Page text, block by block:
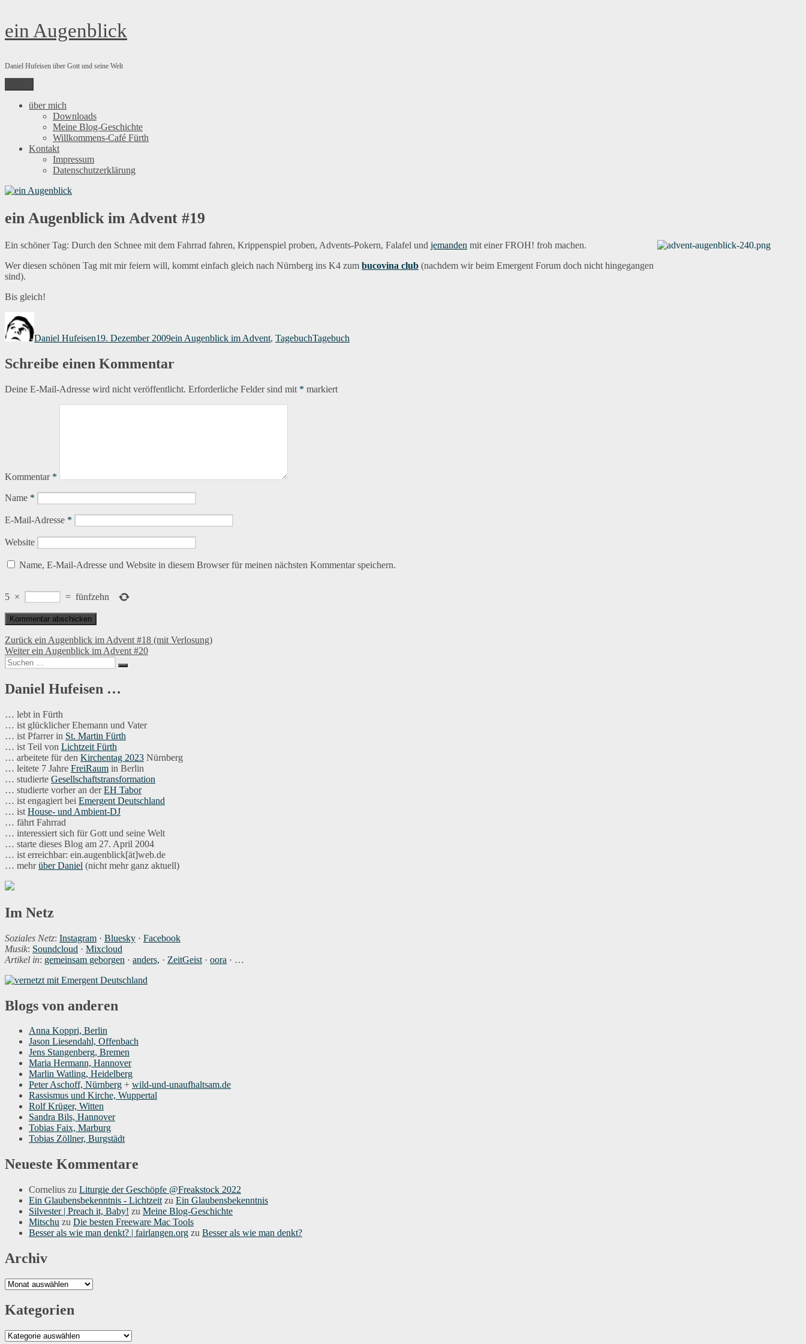
Zum
Inhalt
ein Augenblick
Daniel Hufeisen über Gott und seine Welt
über mich
Downloads
Meine Blog-Geschichte
Willkommens-Café Fürth
Kontakt
Impressum
Datenschutzerklärung
ein Augenblick im Advent #19
Ein schöner Tag: Durch den Schnee mit dem Fahrrad fahren, Krippenspiel proben, Advents-Pokern, Falafel und jemanden mit einer FROH! froh machen.
Wer diesen schönen Tag mit mir feiern will, kommt einfach gleich nach Nürnberg ins K4 zum bucovina club (nachdem wir beim Emergent Forum doch nicht hingegangen
sind).
Bis gleich!
Daniel Hufeisen19. Dezember 2009ein Augenblick im Advent, TagebuchTagebuch
Schreibe einen Kommentar
Deine E-Mail-Adresse wird nicht veröffentlicht. Erforderliche Felder sind mit * markiert
Kommentar *
Name *
E-Mail-Adresse *
Website
Name, E-Mail-Adresse und Website in diesem Browser für meinen nächsten Kommentar speichern.
5 × = fünfzehn
Beitragsnavigation
Zurück Vorheriger
Beitrag:
ein Augenblick im Advent #18 (mit Verlosung)
Weiter Nächster
Beitrag:
ein Augenblick im Advent #20
Suchen
nach:
Suchen
Daniel Hufeisen …
… lebt in Fürth
… ist glücklicher Ehemann und Vater
… ist Pfarrer in St. Martin Fürth
… ist Teil von Lichtzeit Fürth
… arbeitete für den Kirchentag 2023 Nürnberg
… leitete 7 Jahre FreiRaum in Berlin
… studierte Gesellschaftstransformation
… studierte vorher an derEH Tabor
… ist engagiert bei Emergent Deutschland
… ist House- und Ambient-DJ
… fährt Fahrrad
… interessiert sich für Gott und seine Welt
… starte dieses Blog am 27. April 2004
… ist erreichbar: ein.augenblick[ät]web.de
… mehrüber Daniel (nicht mehr ganz aktuell)
Im Netz
Soziales Netz: Instagram · Bluesky · Facebook
Musik: Soundcloud · Mixcloud
Artikel in: gemeinsam geborgen · anders, · ZeitGeist · oora · …
Blogs von anderen
Anna Koppri, Berlin
Jason Liesendahl, Offenbach
Jens Stangenberg, Bremen
Maria Hermann, Hannover
Marlin Watling, Heidelberg
Peter Aschoff, Nürnberg + wild-und-unaufhaltsam.de
Rassismus und Kirche, Wuppertal
Rolf Krüger, Witten
Sandra Bils, Hannover
Tobias Faix, Marburg
Tobias Zöllner, Burgstädt
Neueste Kommentare
Cornelius zu Liturgie der Geschöpfe @Freakstock 2022
Ein Glaubensbekenntnis - Lichtzeit zu Ein Glaubensbekenntnis
Silvester | Preach it, Baby! zu Meine Blog-Geschichte
Mitschu zu Die besten Freeware Mac Tools
Besser als wie man denkt? | fairlangen.org zu Besser als wie man denkt?
Archiv
Archiv
Kategorien
Kategorien